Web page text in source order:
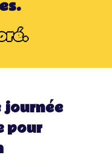
journée
pour